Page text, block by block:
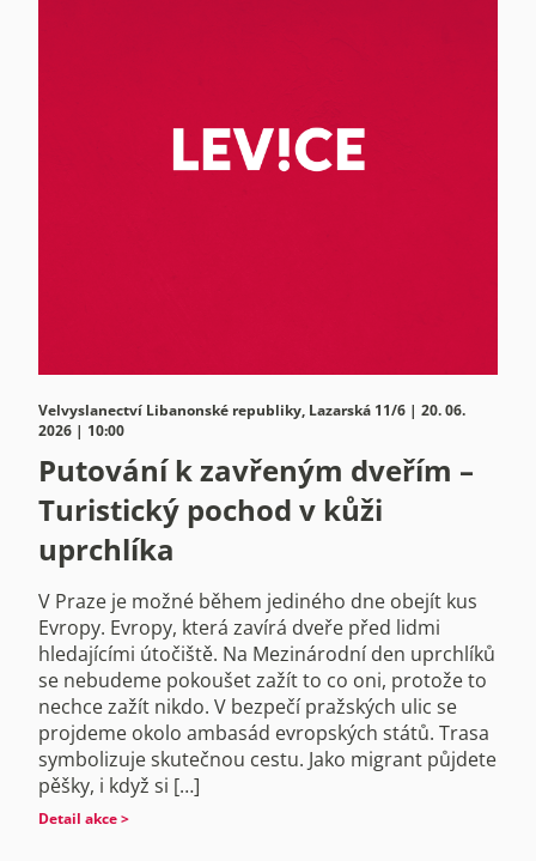
Velvyslanectví Libanonské republiky, Lazarská 11/6 | 20. 06.
2026 | 10:00
Putování k zavřeným dveřím –
Turistický pochod v kůži
uprchlíka
V Praze je možné během jediného dne obejít kus
Evropy. Evropy, která zavírá dveře před lidmi
hledajícími útočiště. Na Mezinárodní den uprchlíků
se nebudeme pokoušet zažít to co oni, protože to
nechce zažít nikdo. V bezpečí pražských ulic se
projdeme okolo ambasád evropských států. Trasa
symbolizuje skutečnou cestu. Jako migrant půjdete
pěšky, i když si […]
Detail akce >